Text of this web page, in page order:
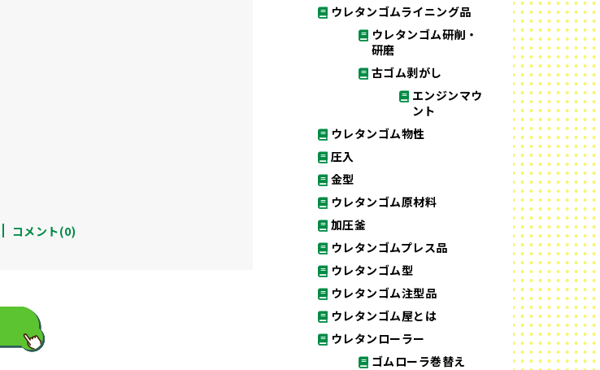
コメント(0)
ウレタンゴムライニング品
ウレタンゴム研削・
研磨
古ゴム剥がし
エンジンマウ
ント
ウレタンゴム物性
圧入
金型
ウレタンゴム原材料
加圧釜
ウレタンゴムプレス品
ウレタンゴム型
ウレタンゴム注型品
ウレタンゴム屋とは
ウレタンローラー
ゴムローラ巻替え